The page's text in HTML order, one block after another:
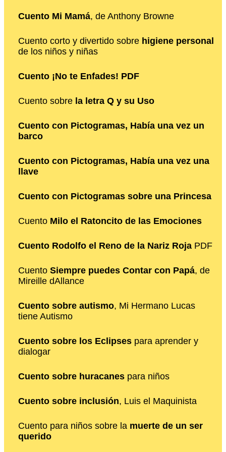
Cuento Mi Mamá, de Anthony Browne
Cuento corto y divertido sobre higiene personal
de los niños y niñas
Cuento ¡No te Enfades! PDF
Cuento sobre la letra Q y su Uso
Cuento con Pictogramas, Había una vez un
barco
Cuento con Pictogramas, Había una vez una
llave
Cuento con Pictogramas sobre una Princesa
Cuento Milo el Ratoncito de las Emociones
Cuento Rodolfo el Reno de la Nariz Roja PDF
Cuento Siempre puedes Contar con Papá, de
Mireille dAllance
Cuento sobre autismo, Mi Hermano Lucas
tiene Autismo
Cuento sobre los Eclipses para aprender y
dialogar
Cuento sobre huracanes para niños
Cuento sobre inclusión, Luis el Maquinista
Cuento para niños sobre la muerte de un ser
querido